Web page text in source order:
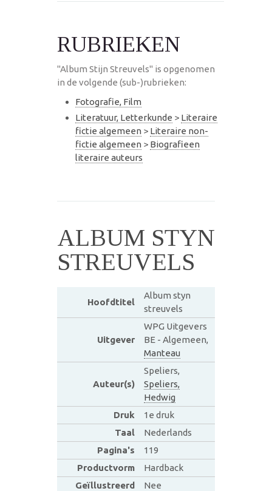
RUBRIEKEN
"Album Stijn Streuvels" is opgenomen
in de volgende (sub-)rubrieken:
Fotografie, Film
Literatuur, Letterkunde > Literaire
fictie algemeen > Literaire non-
fictie algemeen > Biografieen
literaire auteurs
ALBUM STYN
STREUVELS
Hoofdtitel
Album styn
streuvels
Uitgever
WPG Uitgevers
BE - Algemeen,
Manteau
Auteur(s)
Speliers,
Speliers,
Hedwig
Druk
1e druk
Taal
Nederlands
Pagina's
119
Productvorm
Hardback
Geïllustreerd
Nee